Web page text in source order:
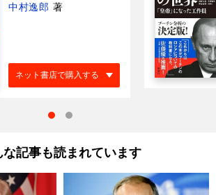
中村逸郎 著
ネット書店で購入する
な記事も読まれています